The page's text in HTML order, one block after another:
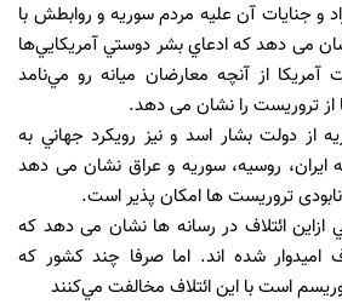
و جنايات آن عليه مردم سوريه و روابطش با
می دهد که ادعاي بشر دوستي آمريكايي‌ها
از آنچه معارضان ميانه رو مي‌نامد
تروريست را نشان می دهد.
از دولت بشار اسد و نيز رويكرد جهاني به
به ائتلاف 4 جانبه ايران، روسيه، سوريه و عراق نشان می دهد
تروریست ها امکان پذیر است.
ائتلاف در رسانه ها نشان می دهد که
امیدوار شده اند. اما صرفا چند كشور كه
است با اين ائتلاف مخالفت مي‌كنند